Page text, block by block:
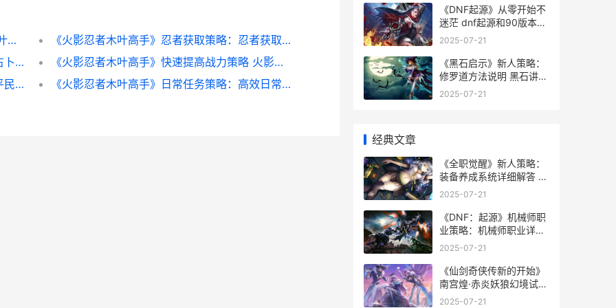
火影忍者木叶高手官网入口链接 火影忍者木叶高手怎么样
《火影忍者木叶高手》忍者获取策略：忍者获取方式盘点 火影忍者木叶高手什么时候上线
《火影忍者木叶高手》活动主题策略：神玉占卜和九尾挑战 火影忍者木叶f4集体复活是哪一集
《火影忍者木叶高手》快速提高战力策略 火影忍者木叶丸
《火影忍者木叶高手》阵型主推：绝顶新人平民阵型组合策略 火影忍者木叶高手
《火影忍者木叶高手》日常任务策略：高效日常任务指导 火影忍者木叶高手
《DNF起源》从零开始不
迷茫 dnf起源和90版本有
什么不同
2025-07-21
《黑石启示》新人策略：
修罗道方法说明 黑石讲了
什么
2025-07-21
经典文章
《全职觉醒》新人策略：
装备养成系统详细解答 全
职业觉醒视频
2025-07-21
《DNF：起源》机械师职
业策略：机械师职业详细
解答&方法说明 dnf起源
2025-07-21
《仙剑奇侠传新的开始》
南宫煌·赤炎妖狼幻境试炼
第二期 仙剑奇侠传新的开
2025-07-21